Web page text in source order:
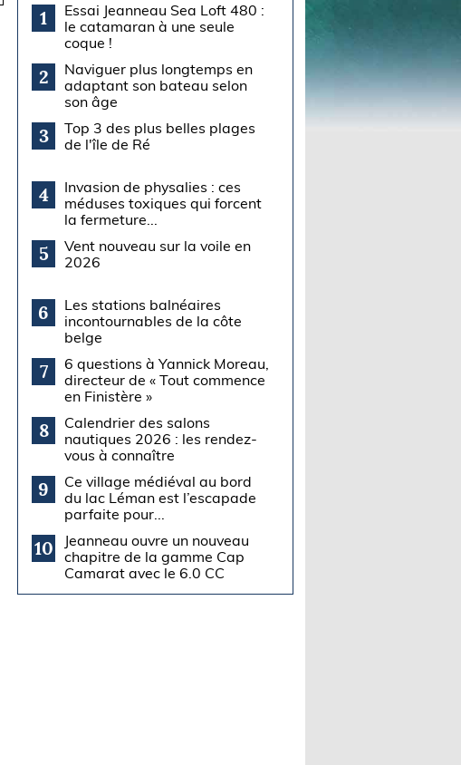
1
Essai Jeanneau Sea Loft 480 :
le catamaran à une seule
coque !
2
Naviguer plus longtemps en
adaptant son bateau selon
son âge
3
Top 3 des plus belles plages
de l'île de Ré
4
Invasion de physalies : ces
méduses toxiques qui forcent
la fermeture...
5
Vent nouveau sur la voile en
2026
6
Les stations balnéaires
incontournables de la côte
belge
7
6 questions à Yannick Moreau,
directeur de « Tout commence
en Finistère »
8
Calendrier des salons
nautiques 2026 : les rendez-
vous à connaître
9
Ce village médiéval au bord
du lac Léman est l’escapade
parfaite pour...
10
Jeanneau ouvre un nouveau
chapitre de la gamme Cap
Camarat avec le 6.0 CC